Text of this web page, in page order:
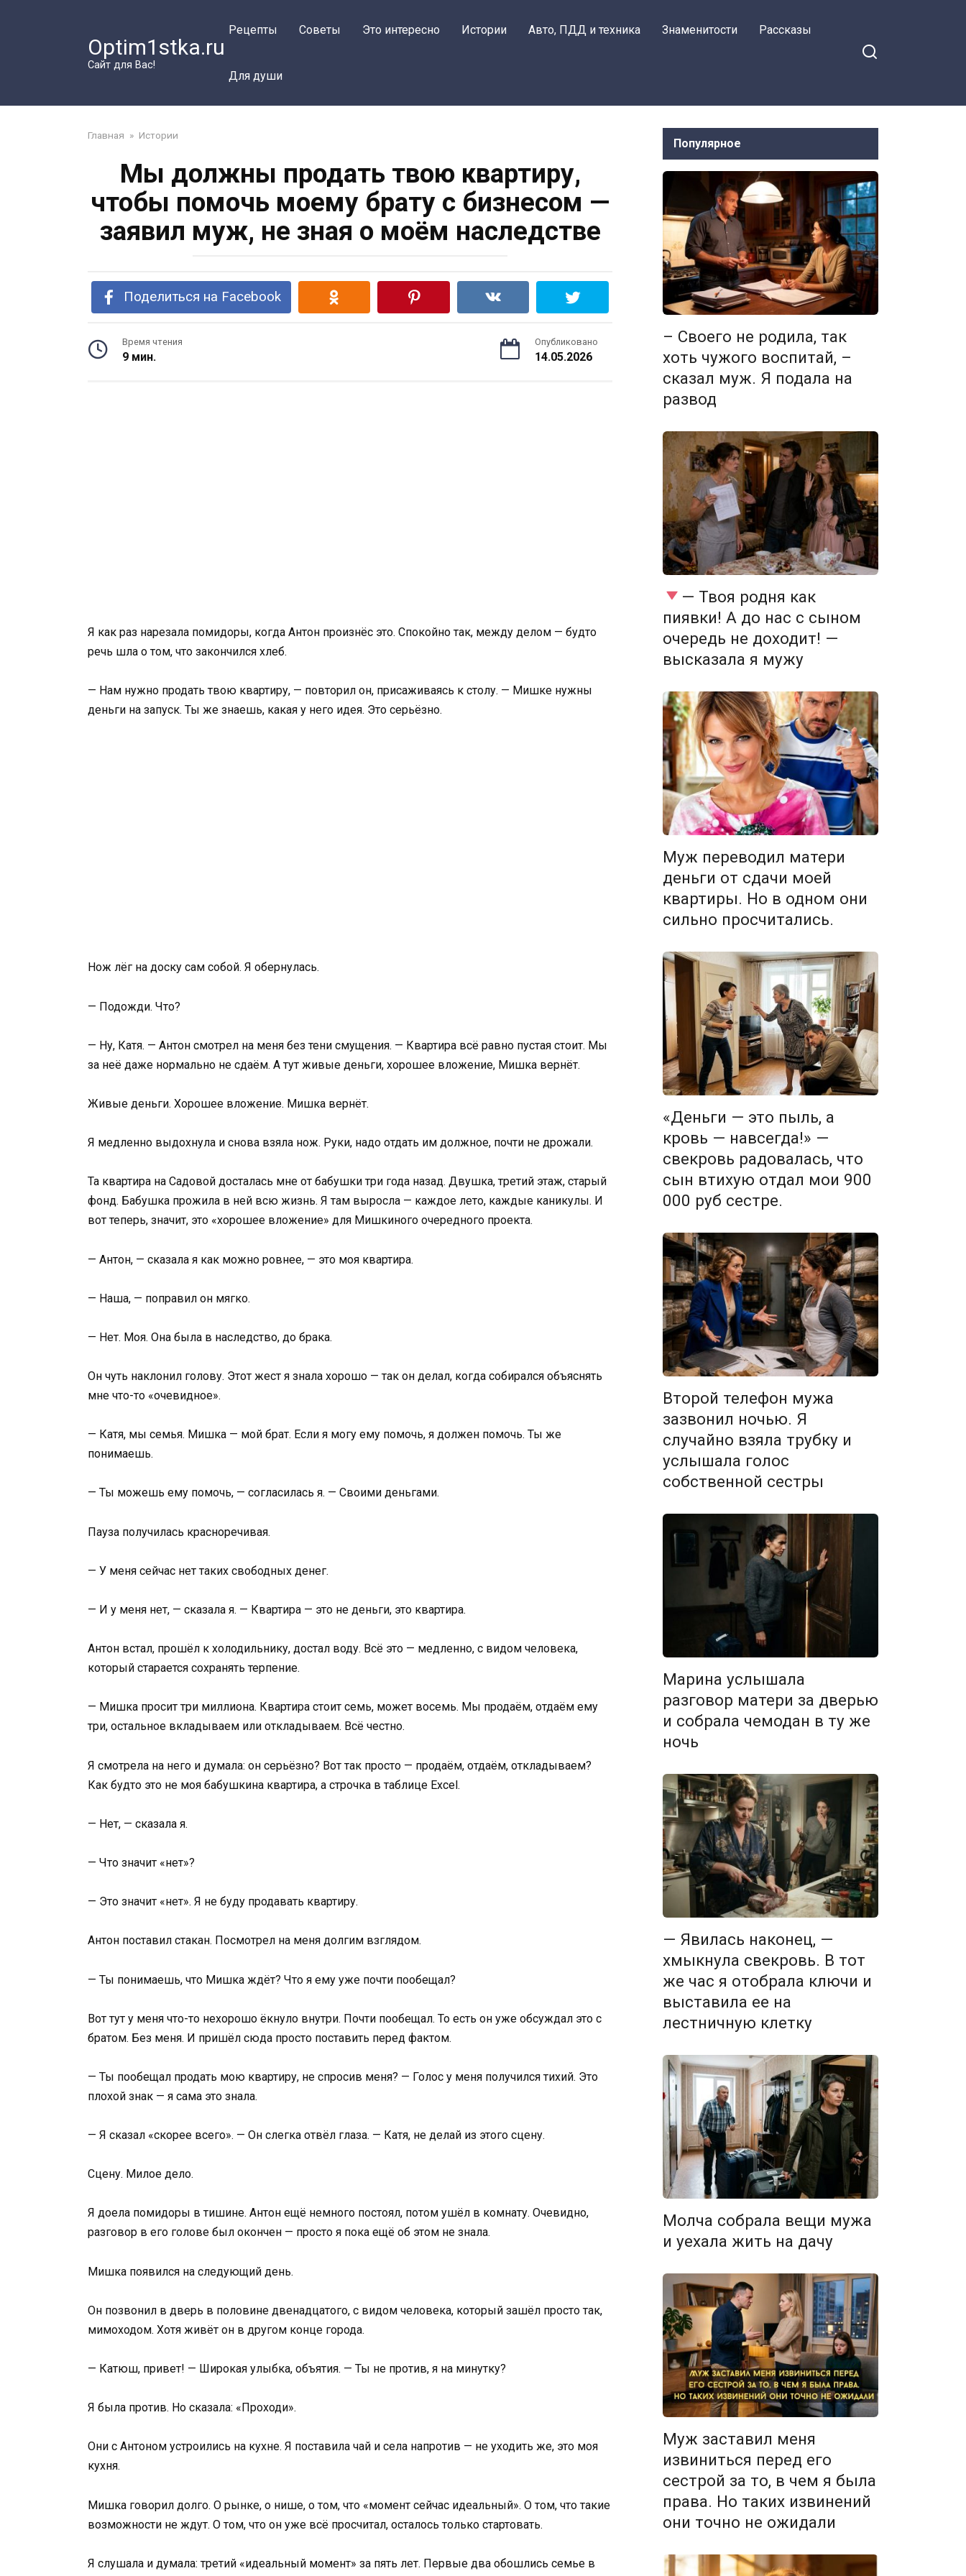
Optim1stka.ru
Сайт для Вас!
Рецепты Советы Это интересно Истории Авто, ПДД и техника Знаменитости Рассказы
Для души
Главная » Истории
Мы должны продать твою квартиру,
чтобы помочь моему брату с бизнесом —
заявил муж, не зная о моём наследстве
Поделиться на Facebook
Время чтения
9 мин.
Опубликовано
14.05.2026
Я как раз нарезала помидоры, когда Антон произнёс это. Спокойно так, между делом — будто
речь шла о том, что закончился хлеб.
— Нам нужно продать твою квартиру, — повторил он, присаживаясь к столу. — Мишке нужны
деньги на запуск. Ты же знаешь, какая у него идея. Это серьёзно.
Нож лёг на доску сам собой. Я обернулась.
— Подожди. Что?
— Ну, Катя. — Антон смотрел на меня без тени смущения. — Квартира всё равно пустая стоит. Мы
за неё даже нормально не сдаём. А тут живые деньги, хорошее вложение, Мишка вернёт.
Живые деньги. Хорошее вложение. Мишка вернёт.
Я медленно выдохнула и снова взяла нож. Руки, надо отдать им должное, почти не дрожали.
Та квартира на Садовой досталась мне от бабушки три года назад. Двушка, третий этаж, старый
фонд. Бабушка прожила в ней всю жизнь. Я там выросла — каждое лето, каждые каникулы. И
вот теперь, значит, это «хорошее вложение» для Мишкиного очередного проекта.
— Антон, — сказала я как можно ровнее, — это моя квартира.
— Наша, — поправил он мягко.
— Нет. Моя. Она была в наследство, до брака.
Он чуть наклонил голову. Этот жест я знала хорошо — так он делал, когда собирался объяснять
мне что-то «очевидное».
— Катя, мы семья. Мишка — мой брат. Если я могу ему помочь, я должен помочь. Ты же
понимаешь.
— Ты можешь ему помочь, — согласилась я. — Своими деньгами.
Пауза получилась красноречивая.
— У меня сейчас нет таких свободных денег.
— И у меня нет, — сказала я. — Квартира — это не деньги, это квартира.
Антон встал, прошёл к холодильнику, достал воду. Всё это — медленно, с видом человека,
который старается сохранять терпение.
— Мишка просит три миллиона. Квартира стоит семь, может восемь. Мы продаём, отдаём ему
три, остальное вкладываем или откладываем. Всё честно.
Я смотрела на него и думала: он серьёзно? Вот так просто — продаём, отдаём, откладываем?
Как будто это не моя бабушкина квартира, а строчка в таблице Excel.
— Нет, — сказала я.
— Что значит «нет»?
— Это значит «нет». Я не буду продавать квартиру.
Антон поставил стакан. Посмотрел на меня долгим взглядом.
— Ты понимаешь, что Мишка ждёт? Что я ему уже почти пообещал?
Вот тут у меня что-то нехорошо ёкнуло внутри. Почти пообещал. То есть он уже обсуждал это с
братом. Без меня. И пришёл сюда просто поставить перед фактом.
— Ты пообещал продать мою квартиру, не спросив меня? — Голос у меня получился тихий. Это
плохой знак — я сама это знала.
— Я сказал «скорее всего». — Он слегка отвёл глаза. — Катя, не делай из этого сцену.
Сцену. Милое дело.
Я доела помидоры в тишине. Антон ещё немного постоял, потом ушёл в комнату. Очевидно,
разговор в его голове был окончен — просто я пока ещё об этом не знала.
Мишка появился на следующий день.
Он позвонил в дверь в половине двенадцатого, с видом человека, который зашёл просто так,
мимоходом. Хотя живёт он в другом конце города.
— Катюш, привет! — Широкая улыбка, объятия. — Ты не против, я на минутку?
Я была против. Но сказала: «Проходи».
Они с Антоном устроились на кухне. Я поставила чай и села напротив — не уходить же, это моя
кухня.
Мишка говорил долго. О рынке, о нише, о том, что «момент сейчас идеальный». О том, что такие
возможности не ждут. О том, что он уже всё просчитал, осталось только стартовать.
Я слушала и думала: третий «идеальный момент» за пять лет. Первые два обошлись семье в
Популярное
– Своего не родила, так
хоть чужого воспитай, –
сказал муж. Я подала на
развод
— Твоя родня как
пиявки! А до нас с сыном
очередь не доходит! —
высказала я мужу
Муж переводил матери
деньги от сдачи моей
квартиры. Но в одном они
сильно просчитались.
«Деньги — это пыль, а
кровь — навсегда!» —
свекровь радовалась, что
сын втихую отдал мои 900
000 руб сестре.
Второй телефон мужа
зазвонил ночью. Я
случайно взяла трубку и
услышала голос
собственной сестры
Марина услышала
разговор матери за дверью
и собрала чемодан в ту же
ночь
— Явилась наконец, —
хмыкнула свекровь. В тот
же час я отобрала ключи и
выставила ее на
лестничную клетку
Молча собрала вещи мужа
и уехала жить на дачу
Муж заставил меня
извиниться перед его
сестрой за то, в чем я была
права. Но таких извинений
они точно не ожидали